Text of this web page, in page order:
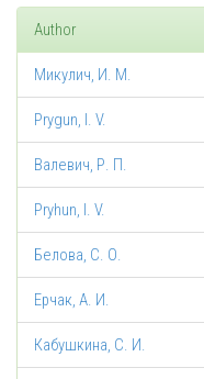
Author
Микулич, И. М.
Prygun, I. V.
Валевич, Р. П.
Pryhun, I. V.
Белова, С. О.
Ерчак, А. И.
Кабушкина, С. И.